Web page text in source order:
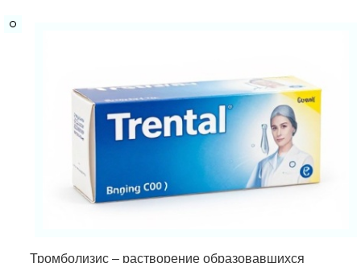
Тромболизис – растворение образовавшихся